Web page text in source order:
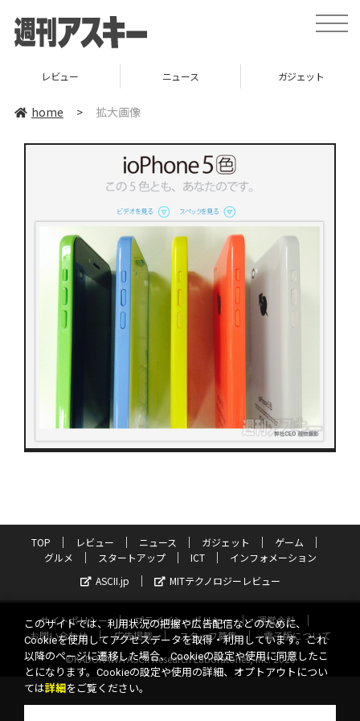
toggle
レビュー ニュース ガジェット
home > 拡大画像
TOP レビュー ニュース ガジェット
ゲーム
グルメ
スタートアップ ICT
インフォメーション
ASCII.jp
MITテクノロジーレビュー
サイトポリシー プライバシーポリシー
運営会社
お問い合わせ
広告掲載 スタッフ募集
電子版について
©KADOKAWA ASCII Research Laboratories, Inc. 2026
このサイトでは、利用状況の把握や広告配信などのために、
Cookieを使用してアクセスデータを取得・利用しています。これ
以降のページに遷移した場合、Cookieの設定や使用に同意したこ
とになります。Cookieの設定や使用の詳細、オプトアウトについ
ては詳細 をご覧ください。